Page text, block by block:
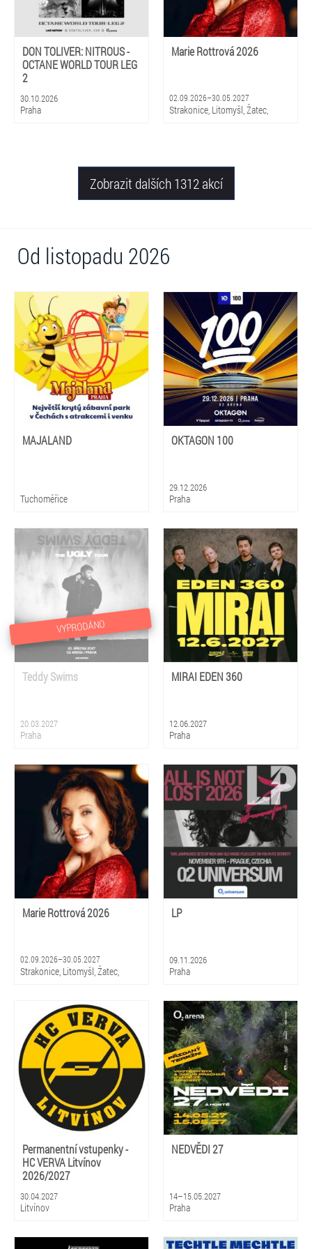
DON TOLIVER: NITROUS -
OCTANE WORLD TOUR LEG
2
30.10.2026
Praha
Marie Rottrová 2026
02.09.2026–30.05.2027
Strakonice, Litomyšl, Žatec,
Zobrazit dalších 1312 akcí
Od listopadu 2026
MAJALAND
Tuchoměřice
OKTAGON 100
29.12.2026
Praha
VYPRODÁNO
Teddy Swims
20.03.2027
Praha
MIRAI EDEN 360
12.06.2027
Praha
Marie Rottrová 2026
02.09.2026–30.05.2027
Strakonice, Litomyšl, Žatec,
LP
09.11.2026
Praha
Permanentní vstupenky -
HC VERVA Litvínov
2026/2027
30.04.2027
Litvínov
NEDVĚDI 27
14–15.05.2027
Praha